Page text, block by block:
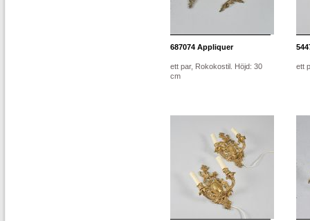
687074 Appliquer
ett par, Rokokostil. Höjd: 30
cm
ett